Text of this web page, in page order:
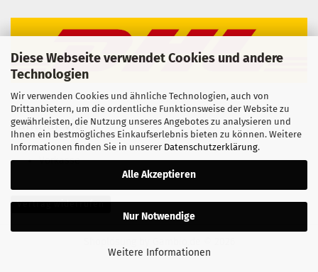
Diese Webseite verwendet Cookies und andere
Technologien
Wir verwenden Cookies und ähnliche Technologien, auch von
Drittanbietern, um die ordentliche Funktionsweise der Website zu
gewährleisten, die Nutzung unseres Angebotes zu analysieren und
Ihnen ein bestmögliches Einkaufserlebnis bieten zu können. Weitere
Informationen finden Sie in unserer Datenschutzerklärung.
Alle Akzeptieren
Nur Notwendige
Weitere Informationen
Zahlbar via
Vorkasse
Vertrag widerrufen